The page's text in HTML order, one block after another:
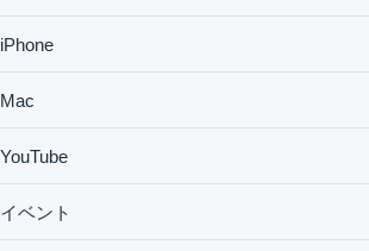
iPhone
Mac
YouTube
イベント